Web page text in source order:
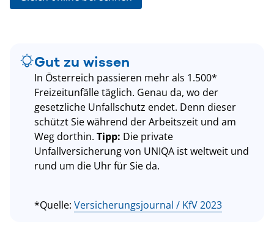
Gut zu wissen
In Österreich passieren mehr als 1.500*
Freizeitunfälle täglich. Genau da, wo der
gesetzliche Unfallschutz endet. Denn dieser
schützt Sie während der Arbeitszeit und am
Weg dorthin. Tipp: Die private
Unfallversicherung von UNIQA ist weltweit und
rund um die Uhr für Sie da.
*Quelle: Versicherungsjournal / KfV 2023